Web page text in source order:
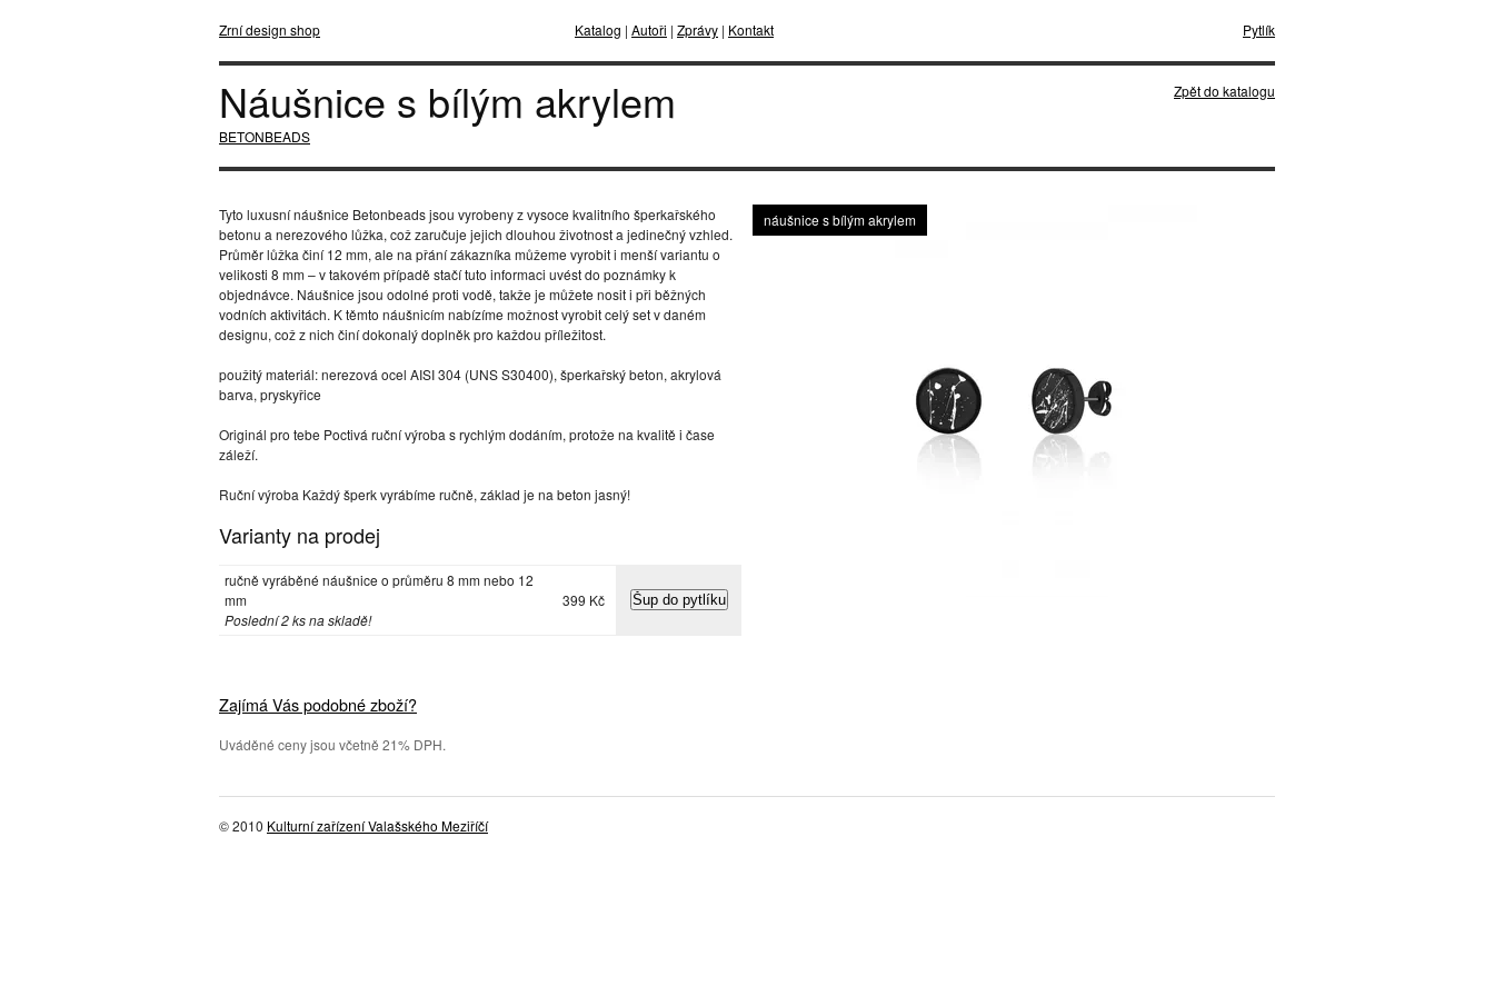
Zrní design shop Katalog | Autoři | Zprávy | Kontakt Pytlík
Náušnice s bílým akrylem
BETONBEADS
Zpět do katalogu
Tyto luxusní náušnice Betonbeads jsou vyrobeny z vysoce kvalitního šperkařského
betonu a nerezového lůžka, což zaručuje jejich dlouhou životnost a jedinečný vzhled.
Průměr lůžka činí 12 mm, ale na přání zákazníka můžeme vyrobit i menší variantu o
velikosti 8 mm – v takovém případě stačí tuto informaci uvést do poznámky k
objednávce. Náušnice jsou odolné proti vodě, takže je můžete nosit i při běžných
vodních aktivitách. K těmto náušnicím nabízíme možnost vyrobit celý set v daném
designu, což z nich činí dokonalý doplněk pro každou příležitost.
použitý materiál: nerezová ocel AISI 304 (UNS S30400), šperkařský beton, akrylová
barva, pryskyřice
Originál pro tebe Poctivá ruční výroba s rychlým dodáním, protože na kvalitě i čase
záleží.
Ruční výroba Každý šperk vyrábíme ručně, základ je na beton jasný!
Varianty na prodej
ručně vyráběné náušnice o průměru 8 mm nebo 12
mm
Poslední 2 ks na skladě!
399 Kč
Zajímá Vás podobné zboží?
náušnice s bílým akrylem
Uváděné ceny jsou včetně 21% DPH.
© 2010 Kulturní zařízení Valašského Meziříčí